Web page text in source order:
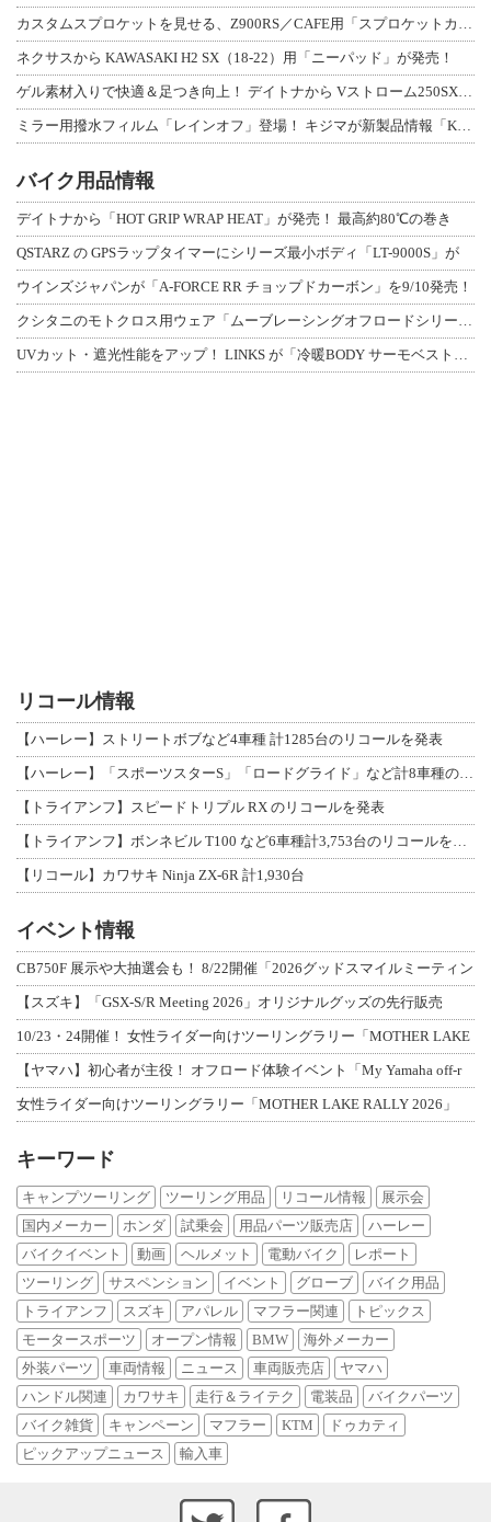
カスタムスプロケットを見せる、Z900RS／CAFE用「スプロケットカバーフルキ
ネクサスから KAWASAKI H2 SX（18-22）用「ニーパッド」が発売！
ゲル素材入りで快適＆足つき向上！ デイトナから Vストローム250SX用「快適ロ
ミラー用撥水フィルム「レインオフ」登場！ キジマが新製品情報「KIJIMA NE
バイク用品情報
デイトナから「HOT GRIP WRAP HEAT」が発売！ 最高約80℃の巻き
QSTARZ の GPSラップタイマーにシリーズ最小ボディ「LT-9000S」が
ウインズジャパンが「A-FORCE RR チョップドカーボン」を9/10発売！
クシタニのモトクロス用ウェア「ムーブレーシングオフロードシリーズ」3アイテムが登
UVカット・遮光性能をアップ！ LINKS が「冷暖BODY サーモベスト」改良
リコール情報
【ハーレー】ストリートボブなど4車種 計1285台のリコールを発表
【ハーレー】「スポーツスターS」「ロードグライド」など計8車種のリコールを発表
【トライアンフ】スピードトリプル RX のリコールを発表
【トライアンフ】ボンネビル T100 など6車種計3,753台のリコールを発表
【リコール】カワサキ Ninja ZX-6R 計1,930台
イベント情報
CB750F 展示や大抽選会も！ 8/22開催「2026グッドスマイルミーティン
【スズキ】「GSX-S/R Meeting 2026」オリジナルグッズの先行販売
10/23・24開催！ 女性ライダー向けツーリングラリー「MOTHER LAKE
【ヤマハ】初心者が主役！ オフロード体験イベント「My Yamaha off-r
女性ライダー向けツーリングラリー「MOTHER LAKE RALLY 2026」
キーワード
キャンプツーリング ツーリング用品 リコール情報
展示会
国内メーカー
ホンダ 試乗会 用品パーツ販売店
ハーレー
バイクイベント
動画 ヘルメット 電動バイク
レポート
ツーリング
サスペンション イベント グローブ
バイク用品
トライアンフ
スズキ アパレル マフラー関連
トピックス
モータースポーツ
オープン情報 BMW
海外メーカー
外装パーツ
車両情報 ニュース 車両販売店
ヤマハ
ハンドル関連
カワサキ 走行＆ライテク 電装品
バイクパーツ
バイク雑貨
キャンペーン マフラー KTM
ドゥカティ
ピックアップニュース
輸入車